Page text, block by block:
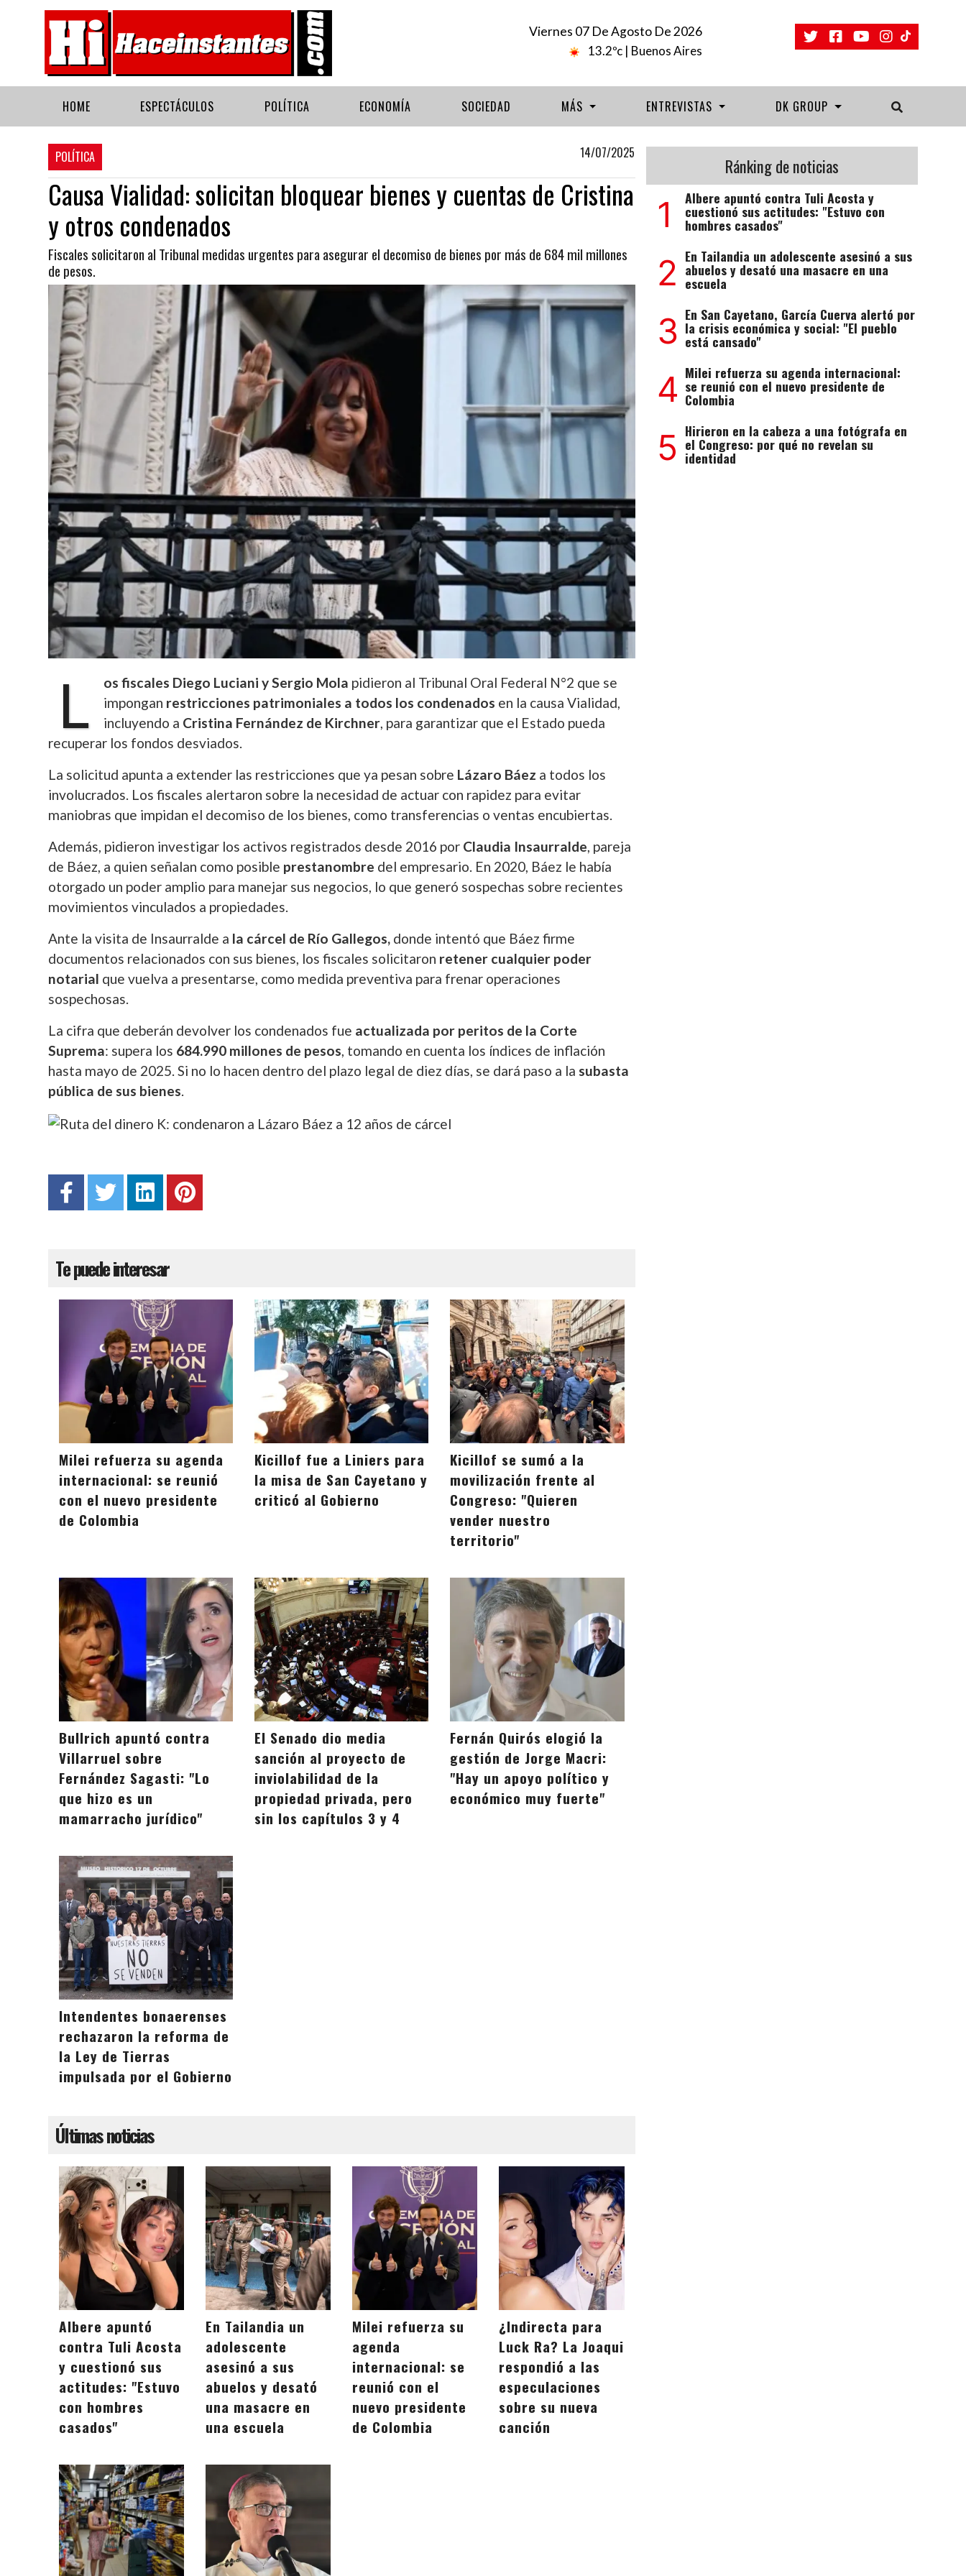
Viernes 07 De Agosto De 2026
13.2ºc | Buenos Aires
HOME ESPECTÁCULOS POLÍTICA ECONOMÍA SOCIEDAD MÁS ENTREVISTAS DK GROUP
POLÍTICA 14/07/2025
Causa Vialidad: solicitan bloquear bienes y cuentas de Cristina
y otros condenados
Fiscales solicitaron al Tribunal medidas urgentes para asegurar el decomiso de bienes por más de 684 mil millones
de pesos.
L os fiscales Diego Luciani y Sergio Mola pidieron al Tribunal Oral Federal N°2 que se
impongan restricciones patrimoniales a todos los condenados en la causa Vialidad,
incluyendo a Cristina Fernández de Kirchner, para garantizar que el Estado pueda
recuperar los fondos desviados.
La solicitud apunta a extender las restricciones que ya pesan sobre Lázaro Báez a todos los
involucrados. Los fiscales alertaron sobre la necesidad de actuar con rapidez para evitar
maniobras que impidan el decomiso de los bienes, como transferencias o ventas encubiertas.
Además, pidieron investigar los activos registrados desde 2016 por Claudia Insaurralde, pareja
de Báez, a quien señalan como posible prestanombre del empresario. En 2020, Báez le había
otorgado un poder amplio para manejar sus negocios, lo que generó sospechas sobre recientes
movimientos vinculados a propiedades.
Ante la visita de Insaurralde a la cárcel de Río Gallegos, donde intentó que Báez firme
documentos relacionados con sus bienes, los fiscales solicitaron retener cualquier poder
notarial que vuelva a presentarse, como medida preventiva para frenar operaciones
sospechosas.
La cifra que deberán devolver los condenados fue actualizada por peritos de la Corte
Suprema: supera los 684.990 millones de pesos, tomando en cuenta los índices de inflación
hasta mayo de 2025. Si no lo hacen dentro del plazo legal de diez días, se dará paso a la subasta
pública de sus bienes.
Te puede interesar
Milei refuerza su agenda
internacional: se reunió
con el nuevo presidente
de Colombia
Kicillof fue a Liniers para
la misa de San Cayetano y
criticó al Gobierno
Kicillof se sumó a la
movilización frente al
Congreso: "Quieren
vender nuestro
territorio"
Bullrich apuntó contra
Villarruel sobre
Fernández Sagasti: "Lo
que hizo es un
mamarracho jurídico"
El Senado dio media
sanción al proyecto de
inviolabilidad de la
propiedad privada, pero
sin los capítulos 3 y 4
Fernán Quirós elogió la
gestión de Jorge Macri:
"Hay un apoyo político y
económico muy fuerte"
Intendentes bonaerenses
rechazaron la reforma de
la Ley de Tierras
impulsada por el Gobierno
Últimas noticias
Albere apuntó
contra Tuli Acosta
y cuestionó sus
actitudes: "Estuvo
con hombres
casados"
En Tailandia un
adolescente
asesinó a sus
abuelos y desató
una masacre en
una escuela
Milei refuerza su
agenda
internacional: se
reunió con el
nuevo presidente
de Colombia
¿Indirecta para
Luck Ra? La Joaqui
respondió a las
especulaciones
sobre su nueva
canción
Ránking de noticias
1 Albere apuntó contra Tuli Acosta y
cuestionó sus actitudes: "Estuvo con
hombres casados"
2 En Tailandia un adolescente asesinó a sus
abuelos y desató una masacre en una
escuela
3 En San Cayetano, García Cuerva alertó por
la crisis económica y social: "El pueblo
está cansado"
4 Milei refuerza su agenda internacional:
se reunió con el nuevo presidente de
Colombia
5 Hirieron en la cabeza a una fotógrafa en
el Congreso: por qué no revelan su
identidad